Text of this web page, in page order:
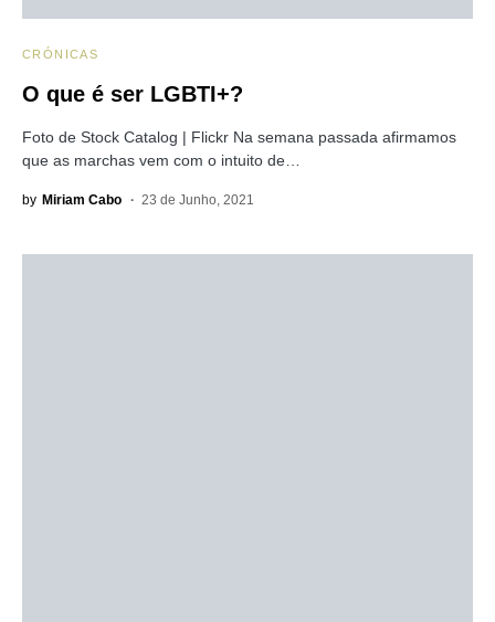
CRÓNICAS
O que é ser LGBTI+?
Foto de Stock Catalog | Flickr Na semana passada afirmamos
que as marchas vem com o intuito de…
by Miriam Cabo 23 de Junho, 2021